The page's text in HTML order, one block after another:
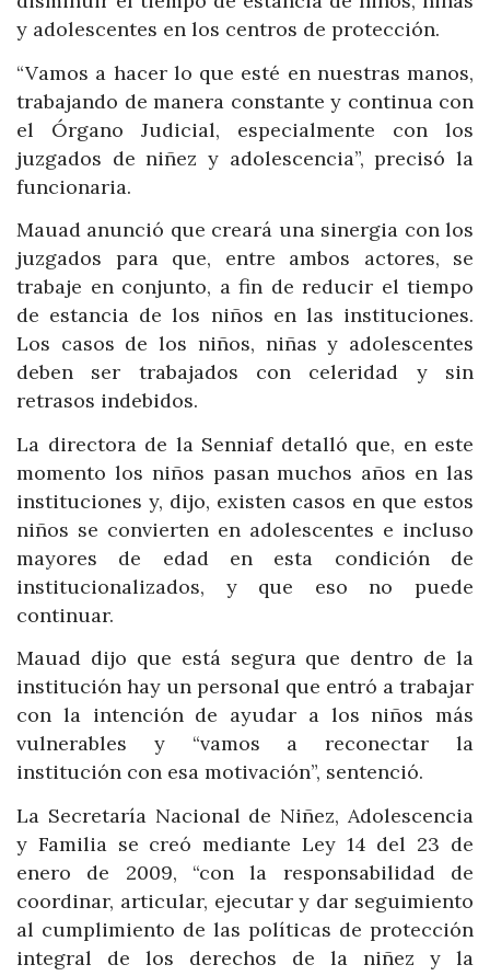
y adolescentes en los centros de protección.
“Vamos a hacer lo que esté en nuestras manos,
trabajando de manera constante y continua con
el Órgano Judicial, especialmente con los
juzgados de niñez y adolescencia”, precisó la
funcionaria.
Mauad anunció que creará una sinergia con los
juzgados para que, entre ambos actores, se
trabaje en conjunto, a fin de reducir el tiempo
de estancia de los niños en las instituciones.
Los casos de los niños, niñas y adolescentes
deben ser trabajados con celeridad y sin
retrasos indebidos.
La directora de la Senniaf detalló que, en este
momento los niños pasan muchos años en las
instituciones y, dijo, existen casos en que estos
niños se convierten en adolescentes e incluso
mayores de edad en esta condición de
institucionalizados, y que eso no puede
continuar.
Mauad dijo que está segura que dentro de la
institución hay un personal que entró a trabajar
con la intención de ayudar a los niños más
vulnerables y “vamos a reconectar la
institución con esa motivación”, sentenció.
La Secretaría Nacional de Niñez, Adolescencia
y Familia se creó mediante Ley 14 del 23 de
enero de 2009, “con la responsabilidad de
coordinar, articular, ejecutar y dar seguimiento
al cumplimiento de las políticas de protección
integral de los derechos de la niñez y la